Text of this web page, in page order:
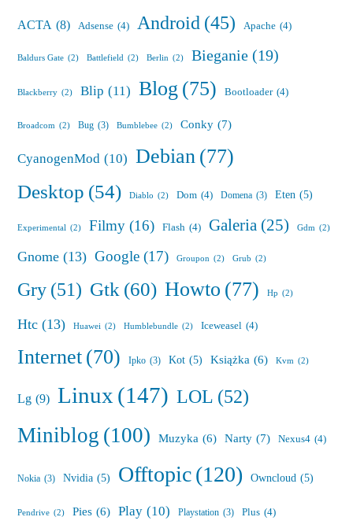
ACTA (8) Adsense (4) Android (45) Apache (4)
Baldurs Gate (2) Battlefield (2) Berlin (2) Bieganie (19)
Blackberry (2) Blip (11) Blog(75) Bootloader (4)
Broadcom (2) Bug (3) Bumblebee (2) Conky (7)
CyanogenMod (10) Debian(77)
Desktop (54) Diablo (2) Dom (4) Domena (3) Eten (5)
Experimental (2) Filmy (16) Flash (4) Galeria (25) Gdm (2)
Gnome (13) Google (17) Groupon (2) Grub (2)
Gry(51) Gtk(60) Howto (77) Hp (2)
Htc (13) Huawei (2) Humblebundle (2) Iceweasel (4)
Internet(70) Ipko (3) Kot (5) Książka (6) Kvm (2)
Lg (9) Linux(147) LOL (52)
Miniblog (100) Muzyka (6) Narty (7) Nexus4 (4)
Nokia (3) Nvidia (5) Offtopic(120) Owncloud (5)
Pendrive (2) Pies (6) Play (10) Playstation (3) Plus (4)